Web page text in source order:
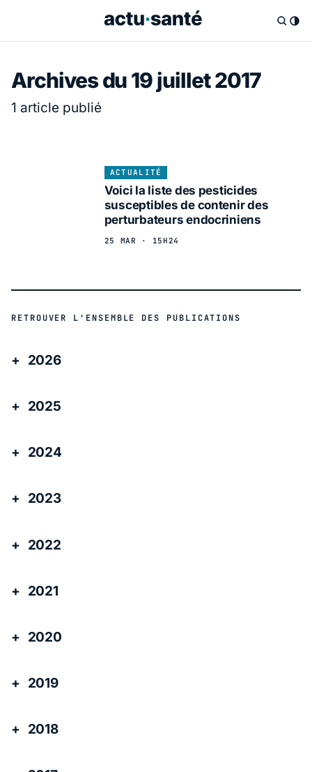
Archives du 19 juillet 2017
1 article publié
ACTUALITÉ
Voici la liste des pesticides
susceptibles de contenir des
perturbateurs endocriniens
25 MAR · 15H24
RETROUVER L'ENSEMBLE DES PUBLICATIONS
2026
2025
2024
2023
2022
2021
2020
2019
2018